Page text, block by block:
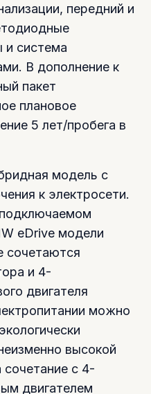
передний и
и система
В дополнение к
пакет
плановое
5 лет/пробега в
модель с
к электросети.
eDrive модели
сочетаются
и 4-
двигателя
можно
высокой
с 4-
двигателем